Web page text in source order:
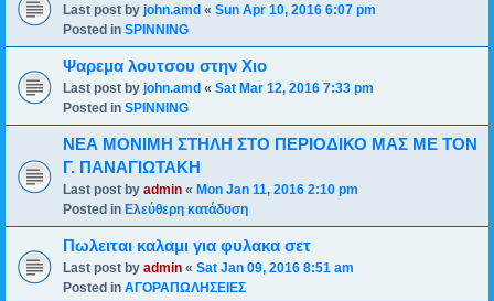
Last post by john.amd « Sun Apr 10, 2016 6:07 pm
Posted in SPINNING
Ψαρεμα λουτσου στην Χιο
Last post by john.amd « Sat Mar 12, 2016 7:33 pm
Posted in SPINNING
ΝΕΑ ΜΟΝΙΜΗ ΣΤΗΛΗ ΣΤΟ ΠΕΡΙΟΔΙΚΟ ΜΑΣ ΜΕ ΤΟΝ
Γ. ΠΑΝΑΓΙΩΤΑΚΗ
Last post by admin « Mon Jan 11, 2016 2:10 pm
Posted in Ελεύθερη κατάδυση
Πωλειται καλαμι για φυλακα σετ
Last post by admin « Sat Jan 09, 2016 8:51 am
Posted in ΑΓΟΡΑΠΩΛΗΣΕΙΕΣ